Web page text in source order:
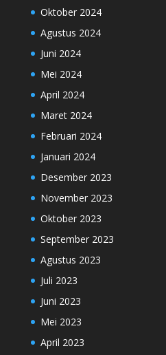
Oktober 2024
Agustus 2024
Juni 2024
Mei 2024
April 2024
Maret 2024
Februari 2024
Januari 2024
Desember 2023
November 2023
Oktober 2023
September 2023
Agustus 2023
Juli 2023
Juni 2023
Mei 2023
April 2023